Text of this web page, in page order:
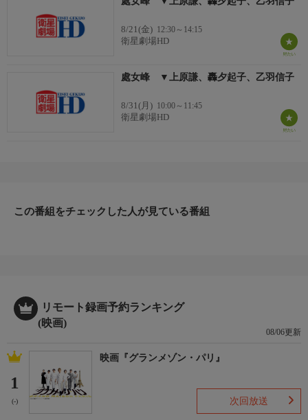
◆衛星劇場シアター◆
東和電工社長谷口英助（清水）には三人の美しい令嬢がいる。長
女梢（轟）は理知的で行動派の近代娘、次女葉子（乙羽）は日本
の抜けきらないやんちゃ娘。この三人は松崎紀一郎（上原）とい
う雑誌社社長にそれぞれの想いを寄せていた。彼は親同士の取り
決めで長女梢の許婚になっていたが、愛していたのは葉子だった
8/21(金) 12:30～14:15
衛星劇場HD
處女峰 ▼上原謙、轟夕起子、乙羽信子
8/31(月) 10:00～11:45
衛星劇場HD
この番組をチェックした人が見ている番組
リモート録画予約ランキング
(映画)
08/06更新
1
(-)
映画『グランメゾン・パリ』
次回放送